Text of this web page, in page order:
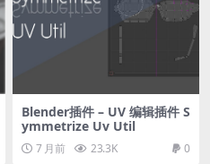
Blender插件 – UV 编辑插件 S
ymmetrize Uv Util
7 月前 23.3K 0